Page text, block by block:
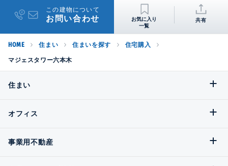
この建物について
お問い合わせ 共有
HOME 住まい 住まいを探す 住宅購入
マジェスタワー六本木
住まい
オフィス
事業用不動産